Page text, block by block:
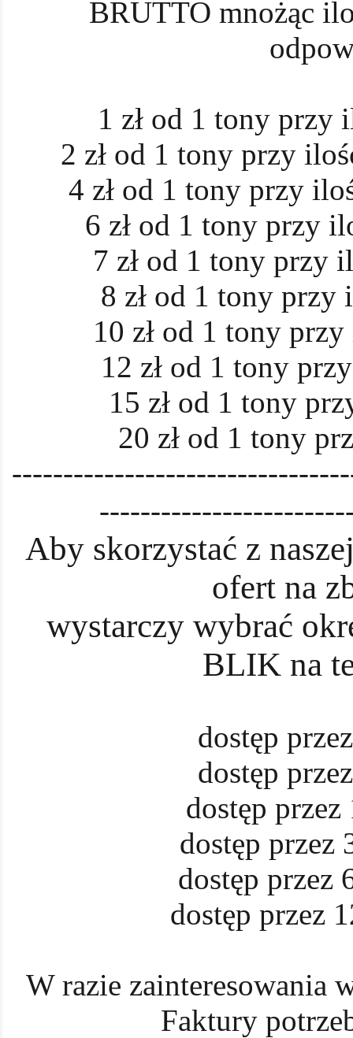
BRUTTO mnożąc
1 zł od 1 tony przy
2 zł od 1 tony przy
4 zł od 1 tony przy
6 zł od 1 tony przy
7 zł od 1 tony przy
8 zł od 1 tony przy
10 zł od 1 tony
12 zł od 1 tony
15 zł od 1 tony
20 zł od 1 tony
Aby skorzystać z
ofert na
wystarczy wybrać
BLIK na
dostęp
dostęp
dostęp
dostęp przez
dostęp przez
dostęp przez
W razie zainteresowania
Faktury